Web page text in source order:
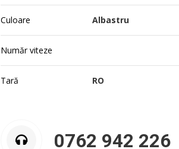
Culoare Albastru
Număr viteze
Tară RO
0762 942 226